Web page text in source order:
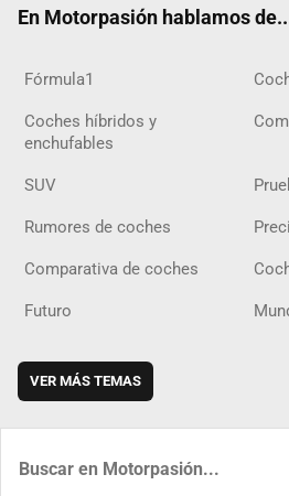
En Motorpasión hablamos
Fórmula1
Coches híbridos y
enchufables
SUV
Rumores de coches
Comparativa de coches
Futuro
VER MÁS TEMAS